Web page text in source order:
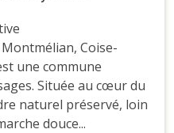
Coise-
une commune
Située au cœur du
naturel préservé, loin
douce...